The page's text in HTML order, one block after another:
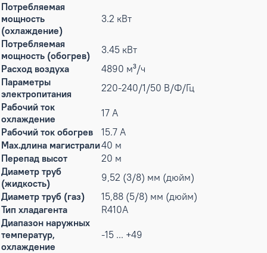
Потребляемая
мощность
(охлаждение)
3.2 кВт
Потребляемая
мощность (обогрев)
3.45 кВт
Расход воздуха
4890 м³/ч
Параметры
электропитания
220-240/1/50 В/Ф/Гц
Рабочий ток
охлаждение
17 А
Рабочий ток обогрев
15.7 А
Max.длина магистрали40 м
Перепад высот
20 м
Диаметр труб
(жидкость)
9,52 (3/8) мм (дюйм)
Диаметр труб (газ)
15,88 (5/8) мм (дюйм)
Тип хладагента
R410A
Диапазон наружных
температур,
охлаждение
-15 ... +49